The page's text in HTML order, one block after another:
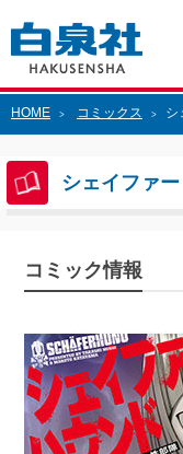
HOME > コミックス > シ
シェイファ
コミック情報